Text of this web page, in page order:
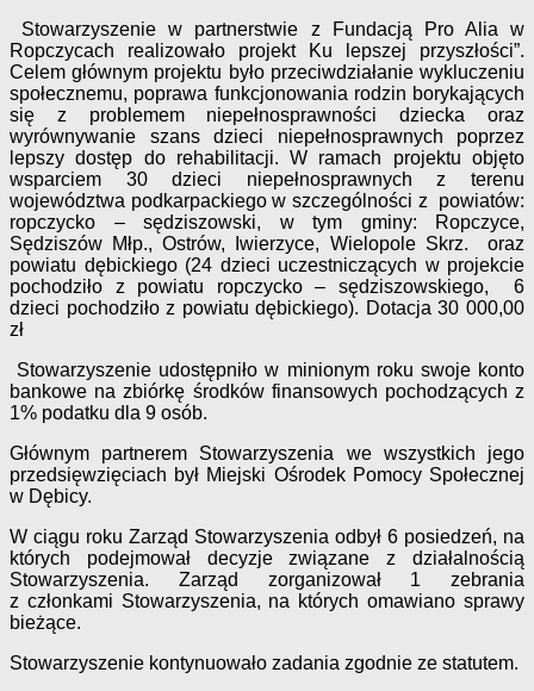
Stowarzyszenie w partnerstwie z Fundacją Pro Alia w
Ropczycach realizowało projekt Ku lepszej przyszłości”.
Celem głównym projektu było przeciwdziałanie wykluczeniu
społecznemu, poprawa funkcjonowania rodzin borykających
się z problemem niepełnosprawności dziecka oraz
wyrównywanie szans dzieci niepełnosprawnych poprzez
lepszy dostęp do rehabilitacji. W ramach projektu objęto
wsparciem 30 dzieci niepełnosprawnych z terenu
województwa podkarpackiego w szczególności z powiatów:
ropczycko – sędziszowski, w tym gminy: Ropczyce,
Sędziszów Młp., Ostrów, Iwierzyce, Wielopole Skrz. oraz
powiatu dębickiego (24 dzieci uczestniczących w projekcie
pochodziło z powiatu ropczycko – sędziszowskiego, 6
dzieci pochodziło z powiatu dębickiego). Dotacja 30 000,00
zł
Stowarzyszenie udostępniło w minionym roku swoje konto
bankowe na zbiórkę środków finansowych pochodzących z
1% podatku dla 9 osób.
Głównym partnerem Stowarzyszenia we wszystkich jego
przedsięwzięciach był Miejski Ośrodek Pomocy Społecznej
w Dębicy.
W ciągu roku Zarząd Stowarzyszenia odbył 6 posiedzeń, na
których podejmował decyzje związane z działalnością
Stowarzyszenia. Zarząd zorganizował 1 zebrania
z członkami Stowarzyszenia, na których omawiano sprawy
bieżące.
Stowarzyszenie kontynuowało zadania zgodnie ze statutem.